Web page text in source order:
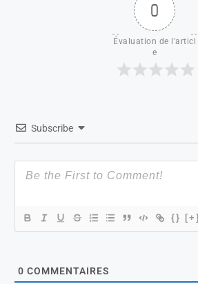
0
Évaluation de l'articl
e
Subscribe
{} [+]
0 COMMENTAIRES